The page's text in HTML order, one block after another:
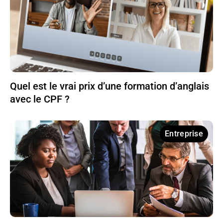
Quel est le vrai prix d’une formation d’anglais
avec le CPF ?
Entreprise